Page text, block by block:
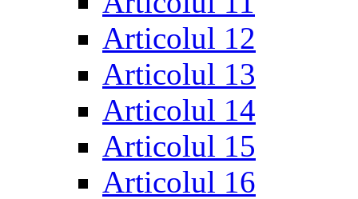
Articolul 12
Articolul 13
Articolul 14
Articolul 15
Articolul 16